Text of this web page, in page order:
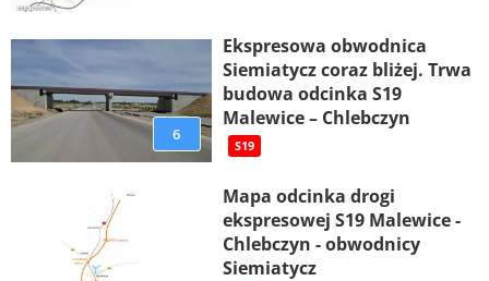
6
Ekspresowa obwodnica
Siemiatycz coraz bliżej. Trwa
budowa odcinka S19
Malewice – Chlebczyn
S19
Mapa odcinka drogi
ekspresowej S19 Malewice -
Chlebczyn - obwodnicy
Siemiatycz